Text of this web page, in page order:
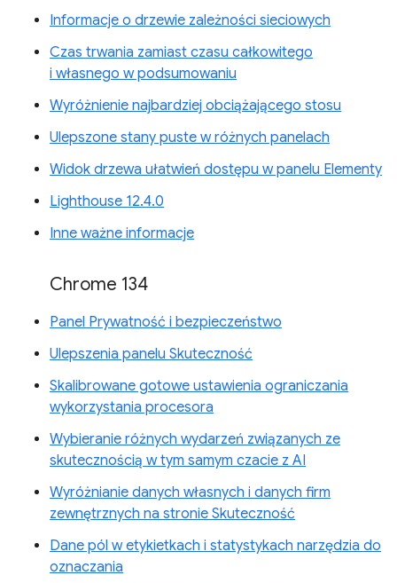
Informacje o drzewie zależności sieciowych
Czas trwania zamiast czasu całkowitego
i własnego w podsumowaniu
Wyróżnienie najbardziej obciążającego stosu
Ulepszone stany puste w różnych panelach
Widok drzewa ułatwień dostępu w panelu Elementy
Lighthouse 12.4.0
Inne ważne informacje
Chrome 134
Panel Prywatność i bezpieczeństwo
Ulepszenia panelu Skuteczność
Skalibrowane gotowe ustawienia ograniczania
wykorzystania procesora
Wybieranie różnych wydarzeń związanych ze
skutecznością w tym samym czacie z AI
Wyróżnianie danych własnych i danych firm
zewnętrznych na stronie Skuteczność
Dane pól w etykietkach i statystykach narzędzia do
oznaczania